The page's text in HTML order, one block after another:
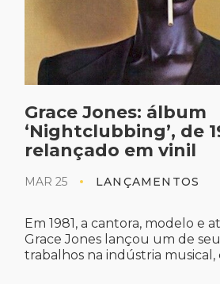
Grace Jones: álbum
‘Nightclubbing’, de
relançado em vinil
MAR 25 LANÇAMENTOS
Em 1981, a cantora, modelo e
Grace Jones lançou um de
trabalhos na indústria musical,